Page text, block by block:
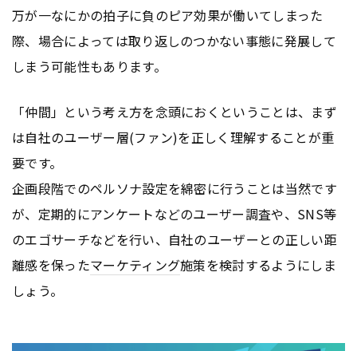
万が一なにかの拍子に負のピア効果が働いてしまった
際、場合によっては取り返しのつかない事態に発展して
しまう可能性もあります。
「仲間」という考え方を念頭におくということは、まず
は自社のユーザー層(ファン)を正しく理解することが重
要です。
企画段階でのペルソナ設定を綿密に行うことは当然です
が、定期的にアンケートなどのユーザー調査や、SNS等
のエゴサーチなどを行い、自社のユーザーとの正しい距
離感を保ったマーケティング施策を検討するようにしま
しょう。